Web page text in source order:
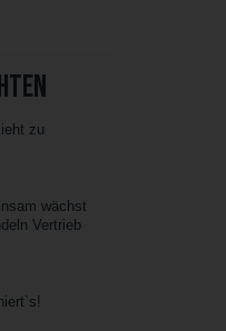
zu
wächst
Vertrieb